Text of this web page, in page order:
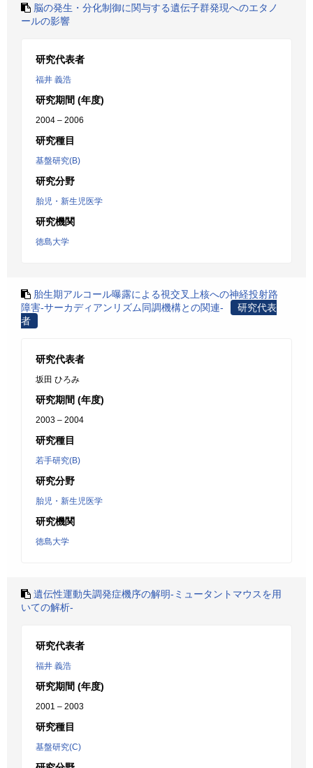
脳の発生・分化制御に関与する遺伝子群発現へのエタノ
ールの影響
研究代表者
福井 義浩
研究期間 (年度)
2004 – 2006
研究種目
基盤研究(B)
研究分野
胎児・新生児医学
研究機関
徳島大学
胎生期アルコール曝露による視交叉上核への神経投射路
障害-サーカディアンリズム同調機構との関連-
研究代表
者
研究代表者
坂田 ひろみ
研究期間 (年度)
2003 – 2004
研究種目
若手研究(B)
研究分野
胎児・新生児医学
研究機関
徳島大学
遺伝性運動失調発症機序の解明-ミュータントマウスを用
いての解析-
研究代表者
福井 義浩
研究期間 (年度)
2001 – 2003
研究種目
基盤研究(C)